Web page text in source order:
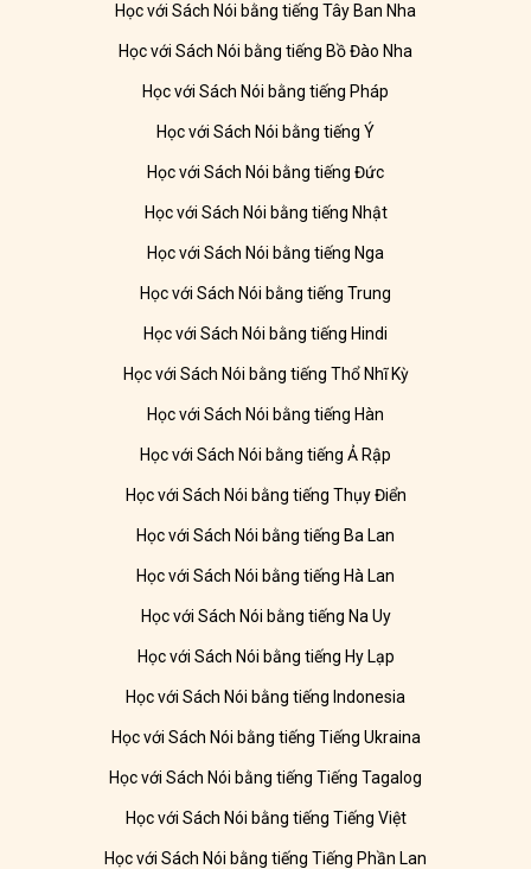
Học với Sách Nói bằng tiếng Tây Ban Nha
Học với Sách Nói bằng tiếng Bồ Đào Nha
Học với Sách Nói bằng tiếng Pháp
Học với Sách Nói bằng tiếng Ý
Học với Sách Nói bằng tiếng Đức
Học với Sách Nói bằng tiếng Nhật
Học với Sách Nói bằng tiếng Nga
Học với Sách Nói bằng tiếng Trung
Học với Sách Nói bằng tiếng Hindi
Học với Sách Nói bằng tiếng Thổ Nhĩ Kỳ
Học với Sách Nói bằng tiếng Hàn
Học với Sách Nói bằng tiếng Ả Rập
Học với Sách Nói bằng tiếng Thụy Điển
Học với Sách Nói bằng tiếng Ba Lan
Học với Sách Nói bằng tiếng Hà Lan
Học với Sách Nói bằng tiếng Na Uy
Học với Sách Nói bằng tiếng Hy Lạp
Học với Sách Nói bằng tiếng Indonesia
Học với Sách Nói bằng tiếng Tiếng Ukraina
Học với Sách Nói bằng tiếng Tiếng Tagalog
Học với Sách Nói bằng tiếng Tiếng Việt
Học với Sách Nói bằng tiếng Tiếng Phần Lan